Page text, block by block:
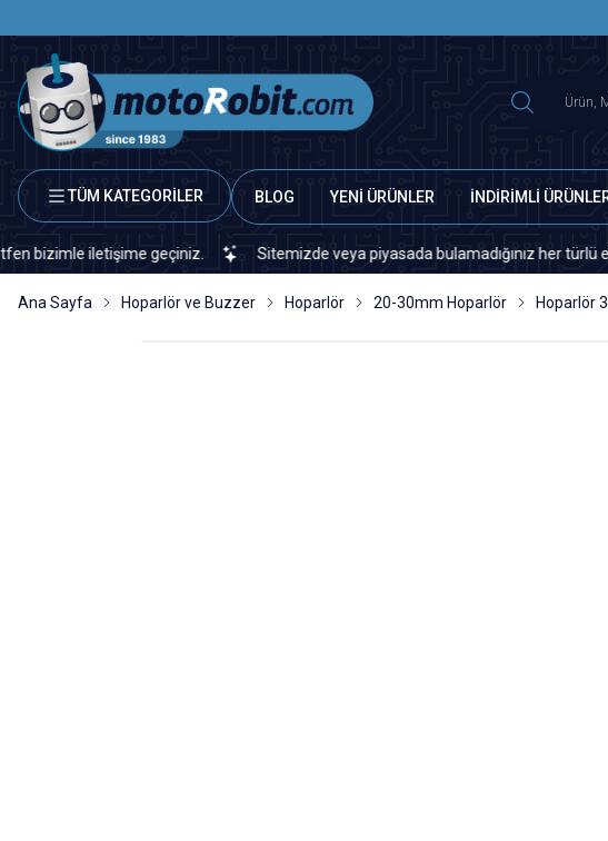
TÜM KATEGORİLER BLOG YENİ ÜRÜNLER İNDİRİMLİ
iletişime geçiniz. Sitemizde veya piyasada bulamadığınız her türlü
Ana Sayfa Hoparlör ve Buzzer Hoparlör 20-30mm Hoparlör Hoparlör